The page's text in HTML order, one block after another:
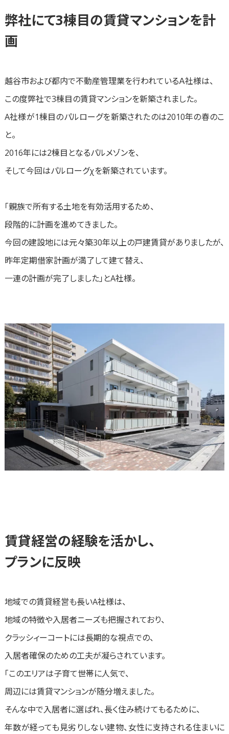
弊社にて3棟目の賃貸マンションを計
画
越谷市および都内で不動産管理業を行われているＡ社様は、
この度弊社で3棟目の賃貸マンションを新築されました。
A社様が1棟目のパルローグを新築されたのは2010年の春のこ
と。
2016年には2棟目となるパルメゾンを、
そして今回はパルローグχを新築されています。
「親族で所有する土地を有効活用するため、
段階的に計画を進めてきました。
今回の建設地には元々築30年以上の戸建賃貸がありましたが、
昨年定期借家計画が満了して建て替え、
一連の計画が完了しました」とA社様。
賃貸経営の経験を活かし、
プランに反映
地域での賃貸経営も長いA社様は、
地域の特徴や入居者ニーズも把握されており、
クラッシィーコートには長期的な視点での、
入居者確保のための工夫が凝らされています。
「このエリアは子育て世帯に人気で、
周辺には賃貸マンションが随分増えました。
そんな中で入居者に選ばれ、長く住み続けてもるために、
年数が経っても見劣りしない建物、女性に支持される住まいに